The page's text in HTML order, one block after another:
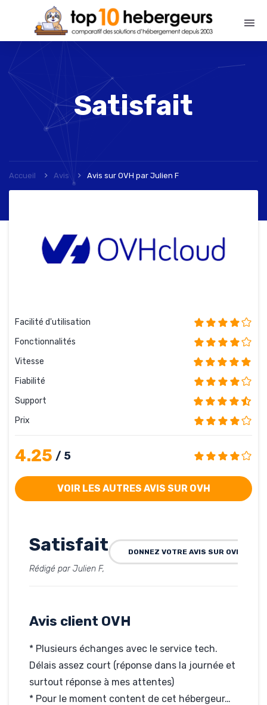
Satisfait
Accueil Avis Avis sur OVH par Julien F
Facilité d'utilisation
Fonctionnalités
Vitesse
Fiabilité
Support
Prix
4.25 / 5
VOIR LES AUTRES AVIS SUR OVH
Satisfait
Rédigé par Julien F,
DONNEZ VOTRE AVIS SUR OVH
Avis client OVH
* Plusieurs échanges avec le service tech.
Délais assez court (réponse dans la journée et
surtout réponse à mes attentes)
* Pour le moment content de cet hébergeur…